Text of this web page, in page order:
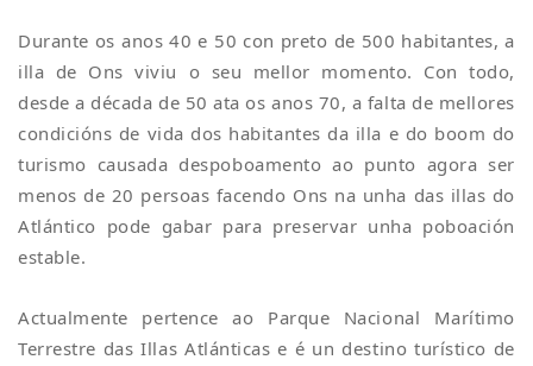
Durante os anos 40 e 50 con preto de 500 habitantes, a
illa de Ons viviu o seu mellor momento. Con todo,
desde a década de 50 ata os anos 70, a falta de mellores
condicións de vida dos habitantes da illa e do boom do
turismo causada despoboamento ao punto agora ser
menos de 20 persoas facendo Ons na unha das illas do
Atlántico pode gabar para preservar unha poboación
estable.
Actualmente pertence ao Parque Nacional Marítimo
Terrestre das Illas Atlánticas e é un destino turístico de